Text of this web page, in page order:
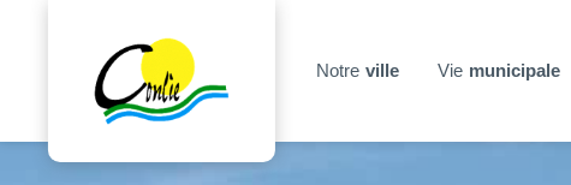
Notre ville Vie municipale